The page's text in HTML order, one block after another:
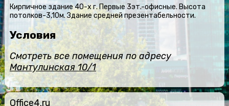
Кирпичное здание 40-х г. Первые 3эт.-офисные. Высота
потолков-3,10м. Здание средней презентабельности.
Условия
Смотреть все помещения по адресу
Мантулинская 10/1
Office4.ru